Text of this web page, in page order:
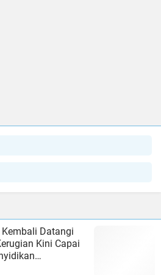
Datangi
Kini Capai